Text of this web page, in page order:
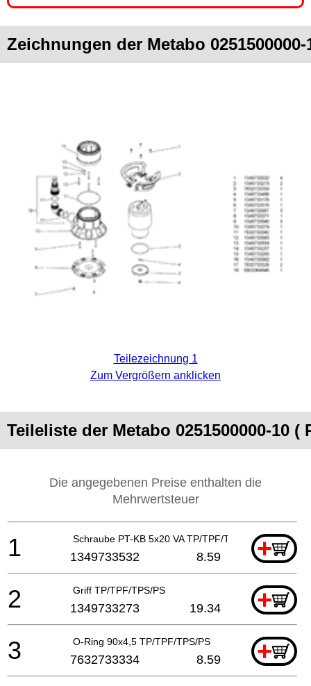
Zeichnungen der Metabo 0251500000-
Teilezeichnung 1
Zum Vergrößern anklicken
Teileliste der Metabo 0251500000-10 (
Die angegebenen Preise enthalten die
Mehrwertsteuer
Schraube PT-KB 5x20 VA TP/TPF/TPS/PS+
1 1349733532 8.59
Griff TP/TPF/TPS/PS +
2 1349733273 19.34
O-Ring 90x4,5 TP/TPF/TPS/PS +
3 7632733334 8.59